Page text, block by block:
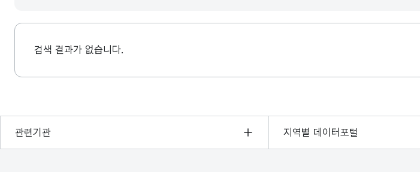
검색 결과가 없습니다.
관련기관
행정안전부
한국지능정보사회진흥원
지역별 데이터포털
서울 열린데이터광장
경기데이터드림